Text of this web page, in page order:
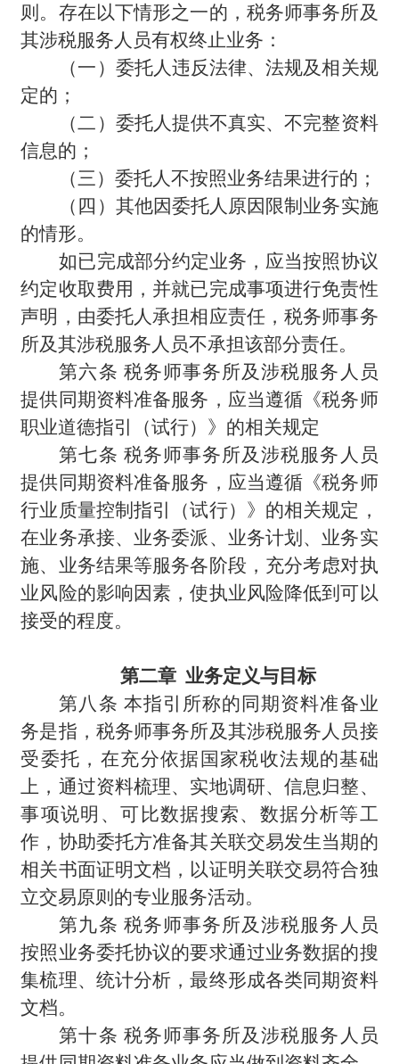
则。存在以下情形之一的，税务师事务所及
其涉税服务人员有权终止业务：
（一）委托人违反法律、法规及相关规
定的；
（二）委托人提供不真实、不完整资料
信息的；
（三）委托人不按照业务结果进行的；
（四）其他因委托人原因限制业务实施
的情形。
如已完成部分约定业务，应当按照协议
约定收取费用，并就已完成事项进行免责性
声明，由委托人承担相应责任，税务师事务
所及其涉税服务人员不承担该部分责任。
第六条 税务师事务所及涉税服务人员
提供同期资料准备服务，应当遵循《税务师
职业道德指引（试行）》的相关规定
第七条 税务师事务所及涉税服务人员
提供同期资料准备服务，应当遵循《税务师
行业质量控制指引（试行）》的相关规定，
在业务承接、业务委派、业务计划、业务实
施、业务结果等服务各阶段，充分考虑对执
业风险的影响因素，使执业风险降低到可以
接受的程度。
第二章 业务定义与目标
第八条 本指引所称的同期资料准备业
务是指，税务师事务所及其涉税服务人员接
受委托，在充分依据国家税收法规的基础
上，通过资料梳理、实地调研、信息归整、
事项说明、可比数据搜索、数据分析等工
作，协助委托方准备其关联交易发生当期的
相关书面证明文档，以证明关联交易符合独
立交易原则的专业服务活动。
第九条 税务师事务所及涉税服务人员
按照业务委托协议的要求通过业务数据的搜
集梳理、统计分析，最终形成各类同期资料
文档。
第十条 税务师事务所及涉税服务人员